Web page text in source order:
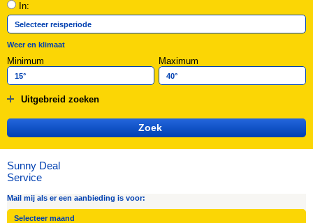
In:
Weer en klimaat
Minimum Maximum
Uitgebreid zoeken
Sunny Deal
Service
Mail mij als er een aanbieding is voor: